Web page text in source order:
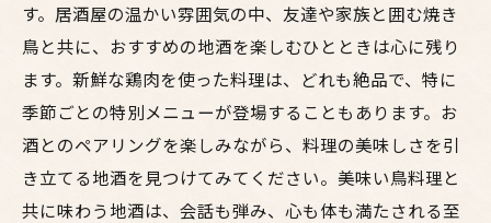
す。居酒屋の温かい雰囲気の中、友達や家族と囲む焼き
鳥と共に、おすすめの地酒を楽しむひとときは心に残り
ます。新鮮な鶏肉を使った料理は、どれも絶品で、特に
季節ごとの特別メニューが登場することもあります。お
酒とのペアリングを楽しみながら、料理の美味しさを引
き立てる地酒を見つけてみてください。美味い鳥料理と
共に味わう地酒は、会話も弾み、心も体も満たされる至